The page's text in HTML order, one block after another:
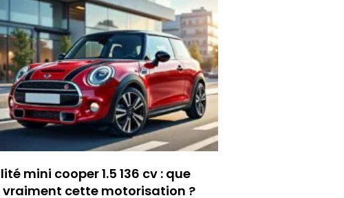
mini cooper 1.5 136 cv : que
cette motorisation ?